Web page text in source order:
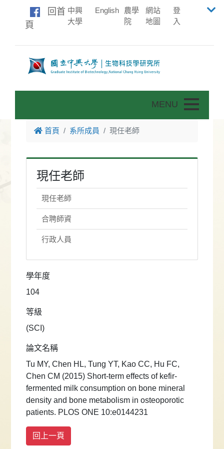
回首
頁
中興
大學
English
農學
院
網站
地圖
登
入
Toggle
首頁 系所成員 現任老師
現任老師
現任老師
合聘師資
行政人員
學年度
104
等級
(SCI)
論文名稱
Tu MY, Chen HL, Tung YT, Kao CC, Hu FC,
Chen CM (2015) Short-term effects of kefir-
fermented milk consumption on bone mineral
density and bone metabolism in osteoporotic
patients. PLOS ONE 10:e0144231